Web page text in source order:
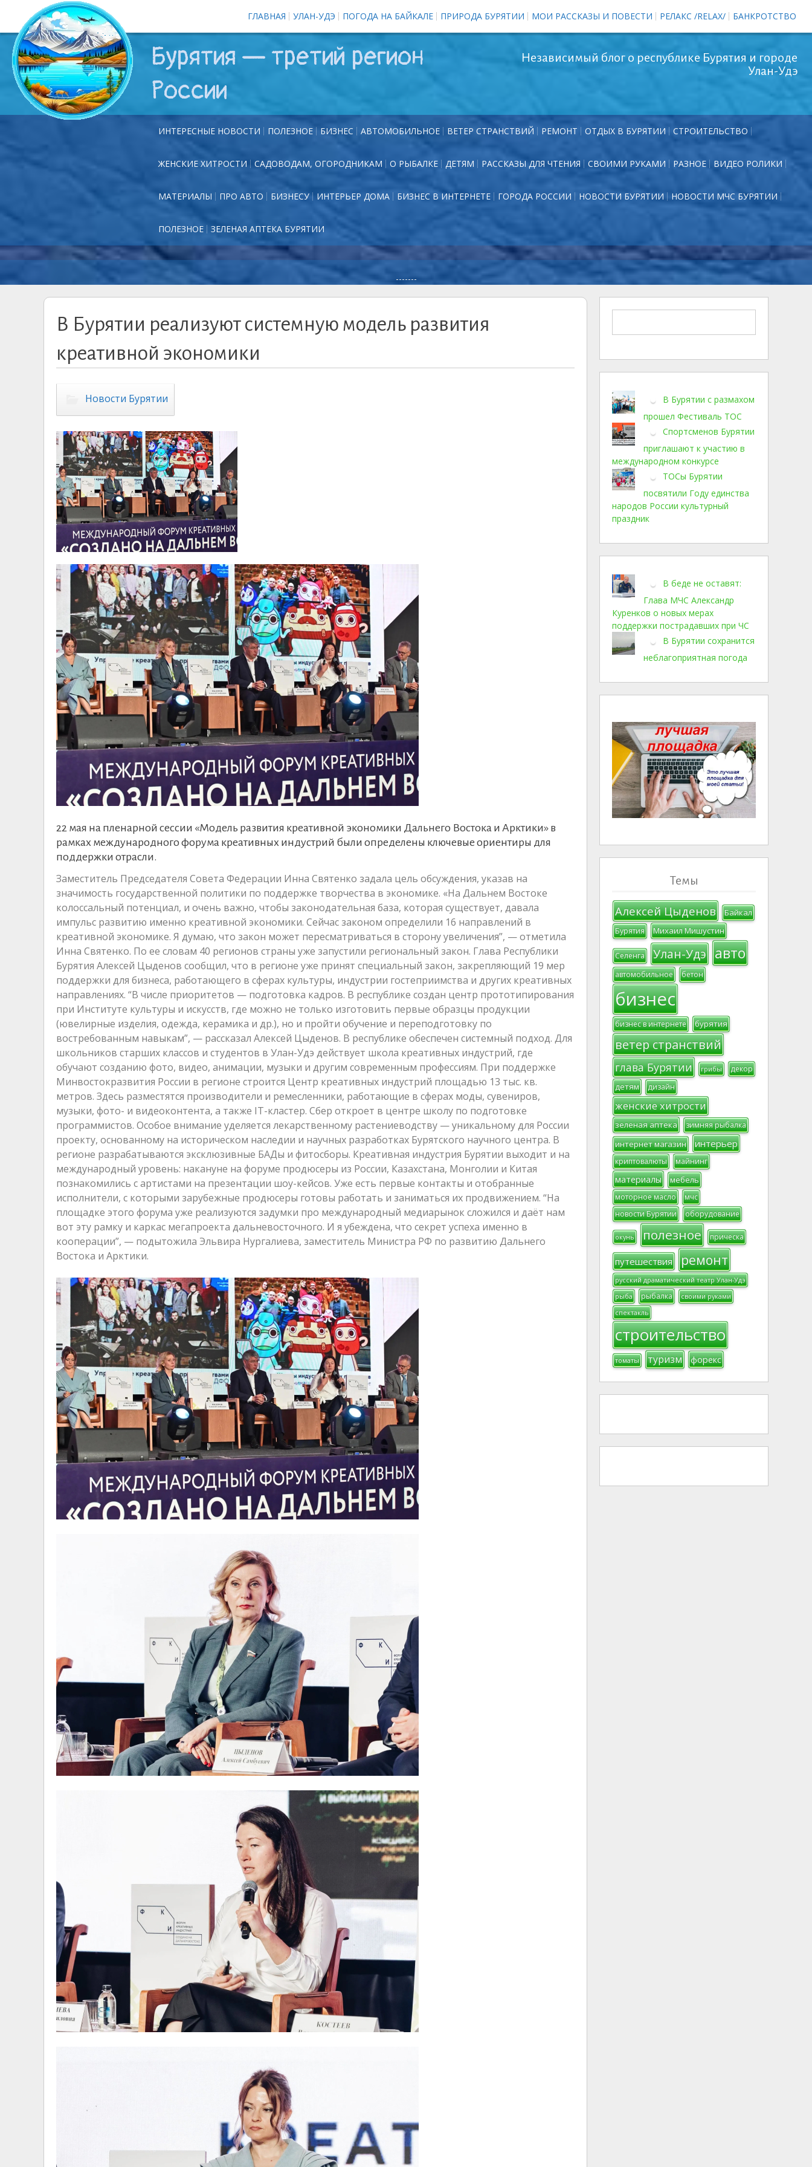
ГЛАВНАЯ УЛАН-УДЭ ПОГОДА НА БАЙКАЛЕ ПРИРОДА БУРЯТИИ МОИ РАССКАЗЫ И ПОВЕСТИ РЕЛАКС /RELAX/ БАНКРОТСТВО
Бурятия — третий регион
России
Независимый блог о республике Бурятия и городе
Улан-Удэ
ИНТЕРЕСНЫЕ НОВОСТИ ПОЛЕЗНОЕ БИЗНЕС АВТОМОБИЛЬНОЕ ВЕТЕР СТРАНСТВИЙ РЕМОНТ ОТДЫХ В БУРЯТИИ СТРОИТЕЛЬСТВО
ЖЕНСКИЕ ХИТРОСТИ САДОВОДАМ, ОГОРОДНИКАМ О РЫБАЛКЕ ДЕТЯМ РАССКАЗЫ ДЛЯ ЧТЕНИЯ СВОИМИ РУКАМИ РАЗНОЕ ВИДЕО РОЛИКИ
МАТЕРИАЛЫ ПРО АВТО БИЗНЕСУ ИНТЕРЬЕР ДОМА БИЗНЕС В ИНТЕРНЕТЕ ГОРОДА РОССИИ НОВОСТИ БУРЯТИИ НОВОСТИ МЧС БУРЯТИИ
ПОЛЕЗНОЕ ЗЕЛЕНАЯ АПТЕКА БУРЯТИИ
-------
В Бурятии реализуют системную модель развития
креативной экономики
Новости Бурятии
22 мая на пленарной сессии «Модель развития креативной экономики Дальнего Востока и Арктики» в
рамках международного форума креативных индустрий были определены ключевые ориентиры для
поддержки отрасли.
Заместитель Председателя Совета Федерации Инна Святенко задала цель обсуждения, указав на
значимость государственной политики по поддержке творчества в экономике. «На Дальнем Востоке
колоссальный потенциал, и очень важно, чтобы законодательная база, которая существует, давала
импульс развитию именно креативной экономики. Сейчас законом определили 16 направлений в
креативной экономике. Я думаю, что закон может пересматриваться в сторону увеличения”, — отметила
Инна Святенко. По ее словам 40 регионов страны уже запустили региональный закон. Глава Республики
Бурятия Алексей Цыденов сообщил, что в регионе уже принят специальный закон, закрепляющий 19 мер
поддержки для бизнеса, работающего в сферах культуры, индустрии гостеприимства и других креативных
направлениях. “В числе приоритетов — подготовка кадров. В республике создан центр прототипирования
при Институте культуры и искусств, где можно не только изготовить первые образцы продукции
(ювелирные изделия, одежда, керамика и др.), но и пройти обучение и переподготовку по
востребованным навыкам”, — рассказал Алексей Цыденов. В республике обеспечен системный подход. Для
школьников старших классов и студентов в Улан-Удэ действует школа креативных индустрий, где
обучают созданию фото, видео, анимации, музыки и другим современным профессиям. При поддержке
Минвостокразвития России в регионе строится Центр креативных индустрий площадью 13 тыс. кв.
метров. Здесь разместятся производители и ремесленники, работающие в сферах моды, сувениров,
музыки, фото- и видеоконтента, а также IT-кластер. Сбер откроет в центре школу по подготовке
программистов. Особое внимание уделяется лекарственному растениеводству — уникальному для России
проекту, основанному на историческом наследии и научных разработках Бурятского научного центра. В
регионе разрабатываются эксклюзивные БАДы и фитосборы. Креативная индустрия Бурятии выходит и на
международный уровень: накануне на форуме продюсеры из России, Казахстана, Монголии и Китая
познакомились с артистами на презентации шоу-кейсов. Уже есть первые контакты и отобранные
исполнители, с которыми зарубежные продюсеры готовы работать и заниматься их продвижением. “На
площадке этого форума уже реализуются задумки про международный медиарынок сложился и даёт нам
вот эту рамку и каркас мегапроекта дальневосточного. И я убеждена, что секрет успеха именно в
кооперации”, — подытожила Эльвира Нургалиева, заместитель Министра РФ по развитию Дальнего
Востока и Арктики.
В Бурятии с размахом
прошел Фестиваль ТОС
Спортсменов Бурятии
приглашают к участию в
международном конкурсе
ТОСы Бурятии
посвятили Году единства
народов России культурный
праздник
В беде не оставят:
Глава МЧС Александр
Куренков о новых мерах
поддержки пострадавших при ЧС
В Бурятии сохранится
неблагоприятная погода
Темы
Алексей Цыденов Байкал
Бурятия Михаил Мишустин
Селенга Улан-Удэ авто
автомобильное бетон
бизнес
бизнес в интернете бурятия
ветер странствий
глава Бурятии грибы декор
детям дизайн
женские хитрости
зеленая аптека зимняя рыбалка
интернет магазин интерьер
криптовалюты майнинг
материалы мебель
моторное масло
мчс
новости Бурятии
оборудование
окунь полезное прическа
путешествия ремонт
русский драматический театр Улан-Удэ
рыба
рыбалка
своими руками
спектакль
строительство
томаты туризм форекс